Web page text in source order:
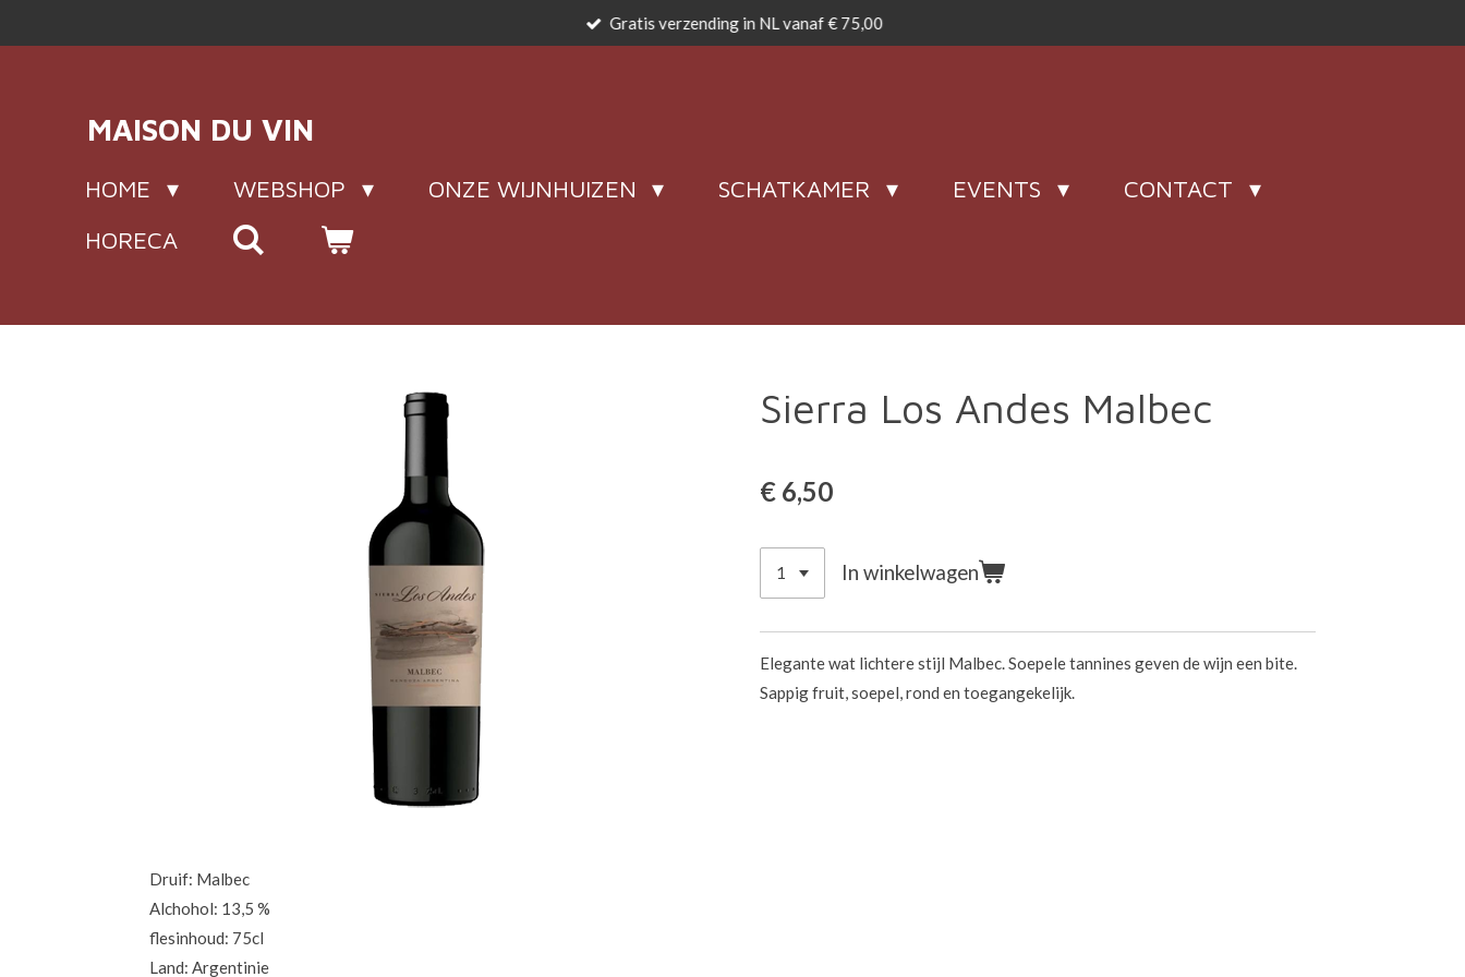
hoofdinhoud
Gratis verzending in NL vanaf € 75,00
MAISON DU VIN
HOME WEBSHOP ONZE WIJNHUIZEN SCHATKAMER EVENTS
CONTACT
HORECA
Sierra Los Andes Malbec
€ 6,50
In winkelwagen
Elegante wat lichtere stijl Malbec. Soepele tannines geven de wijn een bite.
Sappig fruit, soepel, rond en toegangekelijk.
Druif: Malbec
Alchohol: 13,5 %
flesinhoud: 75cl
Land: Argentinie